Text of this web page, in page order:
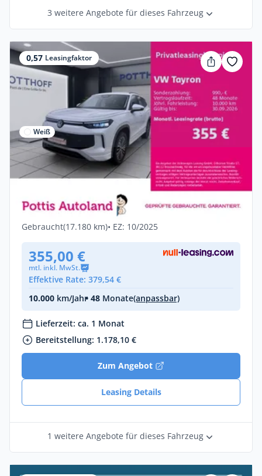
3 weitere Angebote für dieses Fahrzeug
0,57 Leasingfaktor
Weiß
Privat & Gewerbe
Volkswagen Tayron 2.0 TDI DSG 4M LIFE
AHK NAVI KAMERA IQ.LI
Diesel •Automatik •193 PS (142 kW)
Gebraucht(17.180 km)• EZ: 10/2025
355,00 €
mtl. inkl. MwSt.
Effektive Rate: 379,54 €
10.000 km/Jahr• 48 Monate(anpassbar)
Lieferzeit: ca. 1 Monat
Bereitstellung: 1.178,10 €
Zum Angebot
Leasing Details
1 weitere Angebote für dieses Fahrzeug